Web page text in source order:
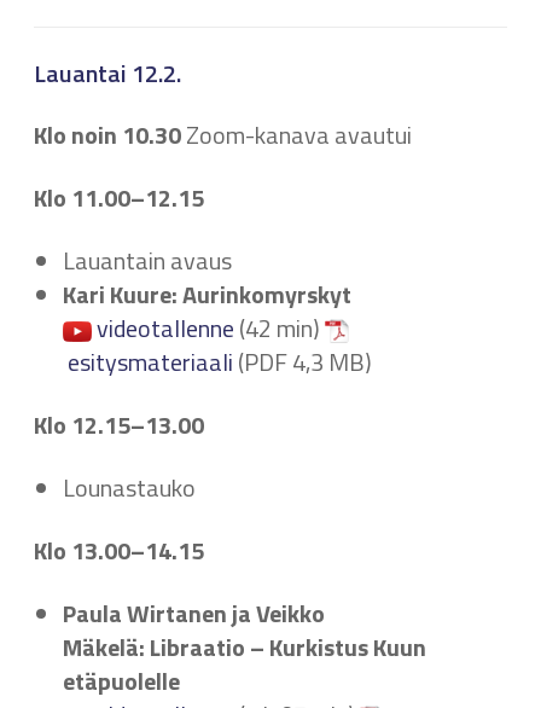
Lauantai 12.2.
Klo noin 10.30Zoom-kanava avautui
Klo 11.00–12.15
Lauantain avaus
Kari Kuure: Aurinkomyrskyt
videotallenne(42 min)
esitysmateriaali(PDF 4,3 MB)
Klo 12.15–13.00
Lounastauko
Klo 13.00–14.15
Paula Wirtanen ja Veikko
Mäkelä: Libraatio – Kurkistus Kuun
etäpuolelle